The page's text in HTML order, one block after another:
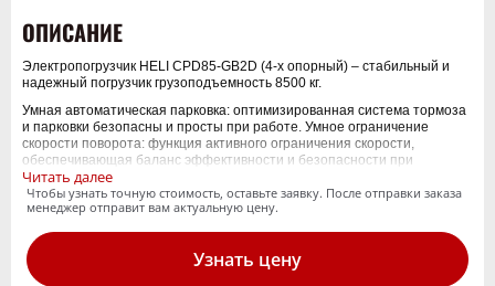
ОПИСАНИЕ
Электропогрузчик HELI CPD85-GB2D (4-х опорный) – cтабильный и
надежный погрузчик грузоподъемность 8500 кг.
Умная автоматическая парковка: оптимизированная система тормоза
и парковки безопасны и просты при работе. Умное ограничение
скорости поворота: функция активного ограничения скорости,
обеспечивающая баланс эффективности и безопасности при
повороте на высокой скорости. Умный ограничительный буфер: умная
индукция подъема и опускания мачты позволяет избежать
предельного воздействия. Умная защита при эксплуатации: полный
работы и обеспечить безопасность. Умная стратегия управления:
двухъядерный контроллер соответствует последним требованиям
безопасности ЕС.
Читать далее
Чтобы узнать точную стоимость, оставьте заявку. После отправки заказа
менеджер отправит вам актуальную цену.
Узнать цену